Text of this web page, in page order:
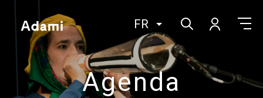
FR
Agenda